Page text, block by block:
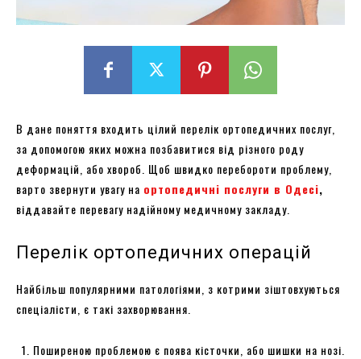
В дане поняття входить цілий перелік ортопедичних послуг,
за допомогою яких можна позбавитися від різного роду
деформацій, або хвороб. Щоб швидко перебороти проблему,
варто звернути увагу на ортопедичні послуги в Одесі,
віддавайте перевагу надійному медичному закладу.
Перелік ортопедичних операцій
Найбільш популярними патологіями, з котрими зіштовхуються
спеціалісти, є такі захворювання.
Поширеною проблемою є поява кісточки, або шишки на нозі.